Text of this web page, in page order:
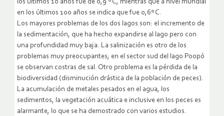
los últimos 10 años fue de 0,9 º C, mientras que a nivel mundial
en los últimos 100 años se indica que fue 0,6º C.
Los mayores problemas de los dos lagos son: el incremento de
la sedimentación, que ha hecho expandirse al lago pero con
una profundidad muy baja. La salinización es otro de los
problemas muy preocupantes; en el sector sud del lago Poopó
se observan costras de sal. Otro problema es la pérdida de la
biodiversidad (disminución drástica de la población de peces).
La acumulación de metales pesados en el agua, los
sedimentos, la vegetación acuática e inclusive en los peces es
alarmante, lo que se ha demostrado con varios estudios.